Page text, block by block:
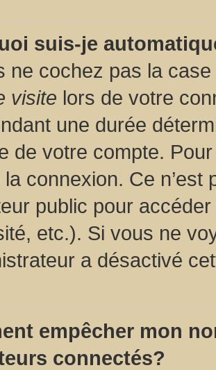
suis-je
ne cochez pas la case
visite lors de votre
une durée
de votre compte.
la connexion. Ce
public pour
etc.). Si vous ne
a désactivé
empêcher mon
connectés?